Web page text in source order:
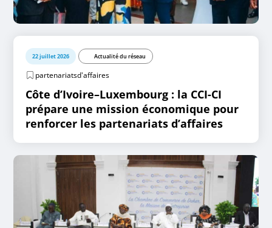
22 juillet 2026 Actualité du réseau
partenariatsd'affaires
Côte d’Ivoire–Luxembourg : la CCI-CI
prépare une mission économique pour
renforcer les partenariats d’affaires